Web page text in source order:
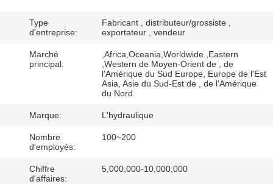
D'USINE
CONTRÔLE
QUALITÉ
CONTACTEZ-
NOUS
Type
d'entreprise:
Fabricant , distributeur/grossiste ,
exportateur , vendeur
Marché
principal:
,Africa,Oceania,Worldwide ,Eastern
,Western de Moyen-Orient de , de
l'Amérique du Sud Europe, Europe de l'Est
Asia, Asie du Sud-Est de , de l'Amérique
du Nord
Marque: L'hydraulique
Nombre
d'employés:
100~200
Chiffre
d'affaires:
5,000,000-10,000,000